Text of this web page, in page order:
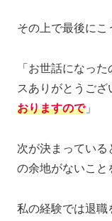
その上で最後にこ
「お世話になっ
スありがとうござ
おりますので」
次が決まってい
の余地がないこと
私の経験では退職